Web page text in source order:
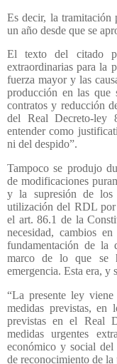
Es decir, la tramitación
un año desde que se
El texto del citado
extraordinarias para la
fuerza mayor y las
producción en las que
contratos y reducción
del Real Decreto-ley
entender como
ni del despido”.
Tampoco se produjo
de modificaciones
y la supresión de los
utilización del RDL por
el art. 86.1 de la
necesidad, cambios
fundamentación de la
marco de lo que se
emergencia. Esta era, y
“La presente ley
medidas previstas,
previstas en el Real
medidas urgentes
económico y social
de reconocimiento de